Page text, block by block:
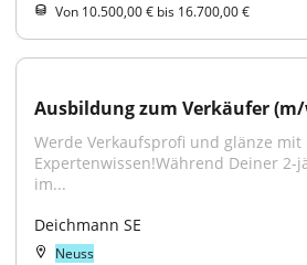
Von 10.500,00 € bis 16.700,00 €
Ausbildung zum Verkäufer
Werde Verkaufsprofi und glänze mit
Expertenwissen!Während Deiner 2-
im...
Deichmann SE
Neuss